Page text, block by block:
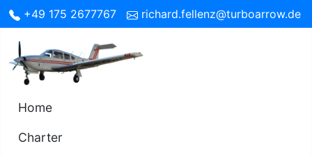
+49 175 2677767 richard.fellenz@turboarrow.de
Home
Charter